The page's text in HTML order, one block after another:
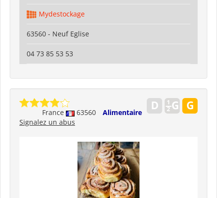
Mydestockage
63560 - Neuf Eglise
04 73 85 53 53
France 63560
Alimentaire
Signalez un abus